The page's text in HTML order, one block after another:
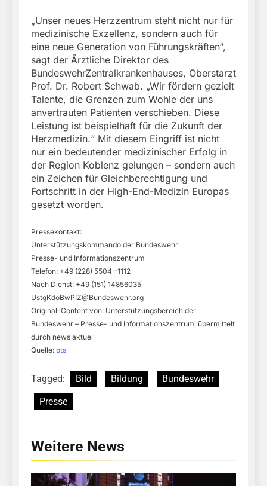
„Unser neues Herzzentrum steht nicht nur für
medizinische Exzellenz, sondern auch für
eine neue Generation von Führungskräften“,
sagt der Ärztliche Direktor des
BundeswehrZentralkrankenhauses, Oberstarzt
Prof. Dr. Robert Schwab. „Wir fördern gezielt
Talente, die Grenzen zum Wohle der uns
anvertrauten Patienten verschieben. Diese
Leistung ist beispielhaft für die Zukunft der
Herzmedizin.“ Mit diesem Eingriff ist nicht
nur ein bedeutender medizinischer Erfolg in
der Region Koblenz gelungen – sondern auch
ein Zeichen für Gleichberechtigung und
Fortschritt in der High-End-Medizin Europas
gesetzt worden.
Pressekontakt:
Unterstützungskommando der Bundeswehr
Presse- und Informationszentrum
Telefon: +49 (228) 5504 -1112
Nach Dienst: +49 (151) 14856035
UstgKdoBwPIZ@Bundeswehr.org
Original-Content von: Unterstützungsbereich der
Bundeswehr – Presse- und Informationszentrum, übermittelt
durch news aktuell
Quelle: ots
Tagged: Bild Bildung
Bundeswehr
Presse
Weitere News